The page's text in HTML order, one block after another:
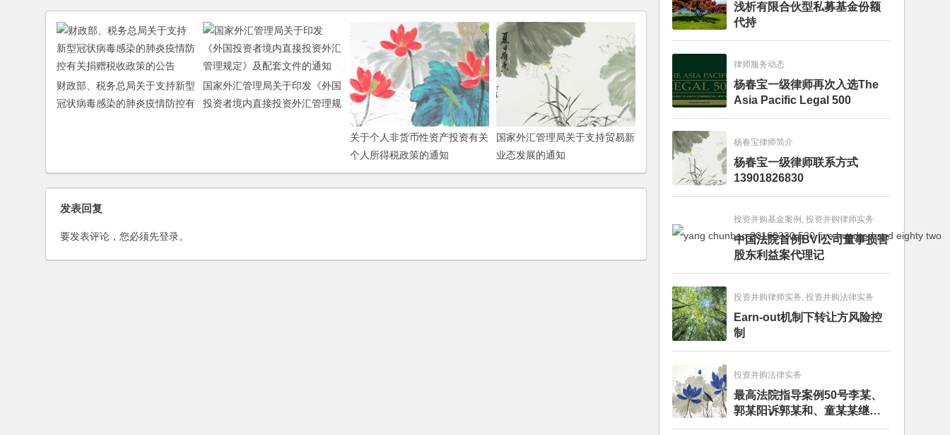
财政部、税务总局关于支持新型
冠状病毒感染的肺炎疫情防控有
国家外汇管理局关于印发《外国
投资者境内直接投资外汇管理规
关于个人非货币性资产投资有关
个人所得税政策的通知
国家外汇管理局关于支持贸易新
业态发展的通知
发表回复
要发表评论，您必须先登录。
浅析有限合伙型私募基金份额
代持
律师服务动态
杨春宝一级律师再次入选The
Asia Pacific Legal 500
杨春宝律师简介
杨春宝一级律师联系方式
13901826830
投资并购基金案例, 投资并购律师实务
中国法院首例BVI公司董事损害
股东利益案代理记
投资并购律师实务, 投资并购法律实务
Earn-out机制下转让方风险控
制
投资并购法律实务
最高法院指导案例50号李某、
郭某阳诉郭某和、童某某继承
纠纷案